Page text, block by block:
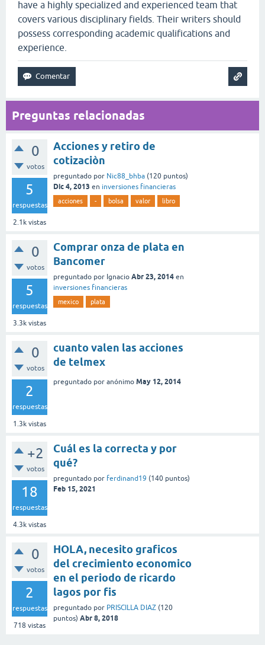
have a highly specialized and experienced team that
covers various disciplinary fields. Their writers should
possess corresponding academic qualifications and
experience.
Preguntas relacionadas
0
votos
5
respuestas
2.1k vistas
Acciones y retiro de
cotizaciòn
preguntado por Nic88_bhba (120 puntos)
Dic 4, 2013 en inversiones financieras
acciones - bolsa valor libro
0
votos
5
respuestas
3.3k vistas
Comprar onza de plata en
Bancomer
preguntado por Ignacio Abr 23, 2014 en
inversiones financieras
mexico plata
0
votos
2
respuestas
1.3k vistas
cuanto valen las acciones
de telmex
preguntado por anónimo May 12, 2014
+2
votos
18
respuestas
4.3k vistas
Cuál es la correcta y por
qué?
preguntado por ferdinand19 (140 puntos)
Feb 15, 2021
0
votos
2
respuestas
718 vistas
HOLA, necesito graficos
del crecimiento economico
en el periodo de ricardo
lagos por fis
preguntado por PRISCILLA DIAZ (120
puntos) Abr 8, 2018